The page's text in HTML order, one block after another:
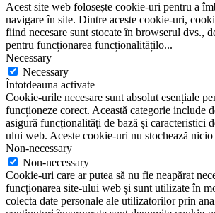
Acest site web folosește cookie-uri pentru a
navigare în site. Dintre aceste cookie-uri,
fiind necesare sunt stocate în browserul dvs.,
pentru funcționarea funcționalitățilo...
Necessary
Necessary
Întotdeauna activate
Cookie-urile necesare sunt absolut esențiale
funcționeze corect. Această categorie include
asigură funcționalități de bază și caracteristici
ului web. Aceste cookie-uri nu stochează
Non-necessary
Non-necessary
Cookie-uri care ar putea să nu fie neapărat
funcționarea site-ului web și sunt utilizate în
colecta date personale ale utilizatorilor prin